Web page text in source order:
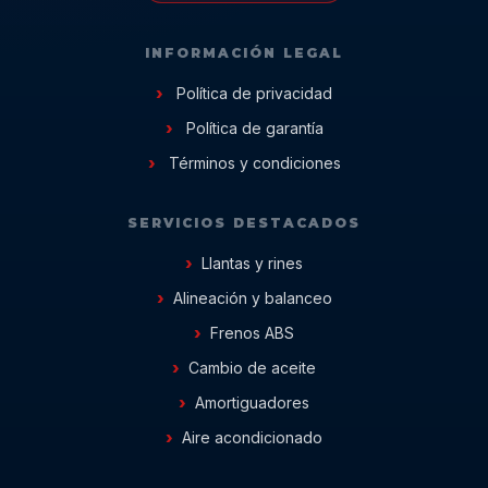
INFORMACIÓN LEGAL
Política de privacidad
Política de garantía
Términos y condiciones
SERVICIOS DESTACADOS
Llantas y rines
Alineación y balanceo
Frenos ABS
Cambio de aceite
Amortiguadores
Aire acondicionado